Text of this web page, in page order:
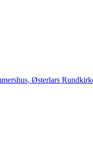
Østerlars